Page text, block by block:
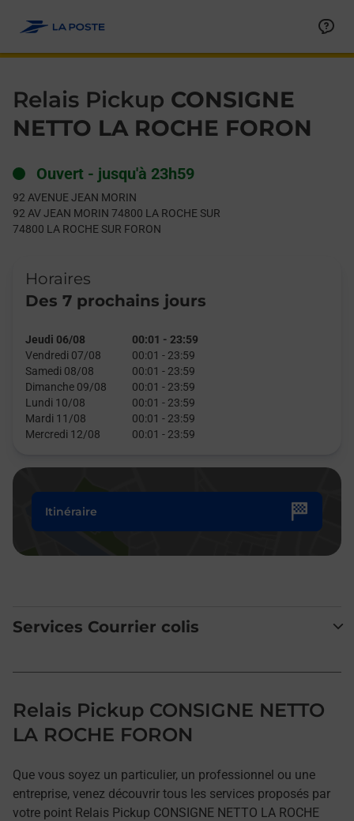
Relais Pickup CONSIGNE
NETTO LA ROCHE FORON
Ouvert - jusqu'à 23h59
92 AVENUE JEAN MORIN
92 AV JEAN MORIN 74800 LA ROCHE SUR
74800 LA ROCHE SUR FORON
Horaires
Des 7 prochains jours
Jeudi 06/08 00:01 - 23:59
Vendredi 07/08
00:01 - 23:59
Samedi 08/08
00:01 - 23:59
Dimanche 09/08
00:01 - 23:59
Lundi 10/08
00:01 - 23:59
Mardi 11/08
00:01 - 23:59
Mercredi 12/08
00:01 - 23:59
Itinéraire
Services Courrier colis
Relais Pickup CONSIGNE NETTO
LA ROCHE FORON
Que vous soyez un particulier, un professionnel ou une
entreprise, venez découvrir tous les services proposés par
votre point Relais Pickup CONSIGNE NETTO LA ROCHE